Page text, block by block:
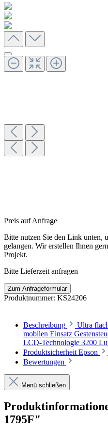
Preis auf Anfrage
Bitte nutzen Sie den Link unten,
gelangen. Wir erstellen Ihnen
Projekt.
Bitte Lieferzeit anfragen
Zum Anfrageformular
Produktnummer: KS24206
Beschreibung
Ultra
mobilen Einsatz
LCD-Technologie 3200
Produktsicherheit Epson
Bewertungen
Menü schließen
1795F"